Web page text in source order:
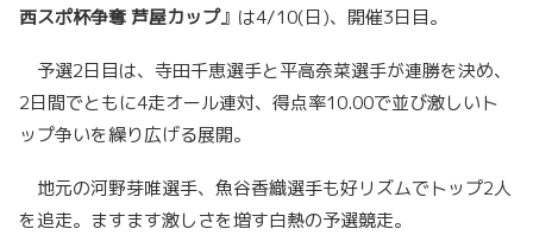
西スポ杯争奪 芦屋カップ』は4/10(日)、開催3日目。
予選2日目は、寺田千恵選手と平高奈菜選手が連勝を決め、
2日間でともに4走オール連対、得点率10.00で並び激しいト
ップ争いを繰り広げる展開。
地元の河野芽唯選手、魚谷香織選手も好リズムでトップ2人
を追走。ますます激しさを増す白熱の予選競走。